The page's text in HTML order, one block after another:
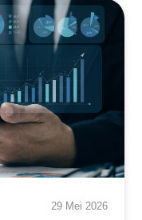
29 Mei 2026